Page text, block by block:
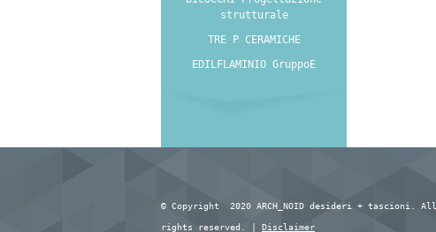
strutturale
TRE P CERAMICHE
EDILFLAMINIO GruppoE
© Copyright 2020 ARCH_NOID desideri + tascioni. All
rights reserved. | Disclaimer